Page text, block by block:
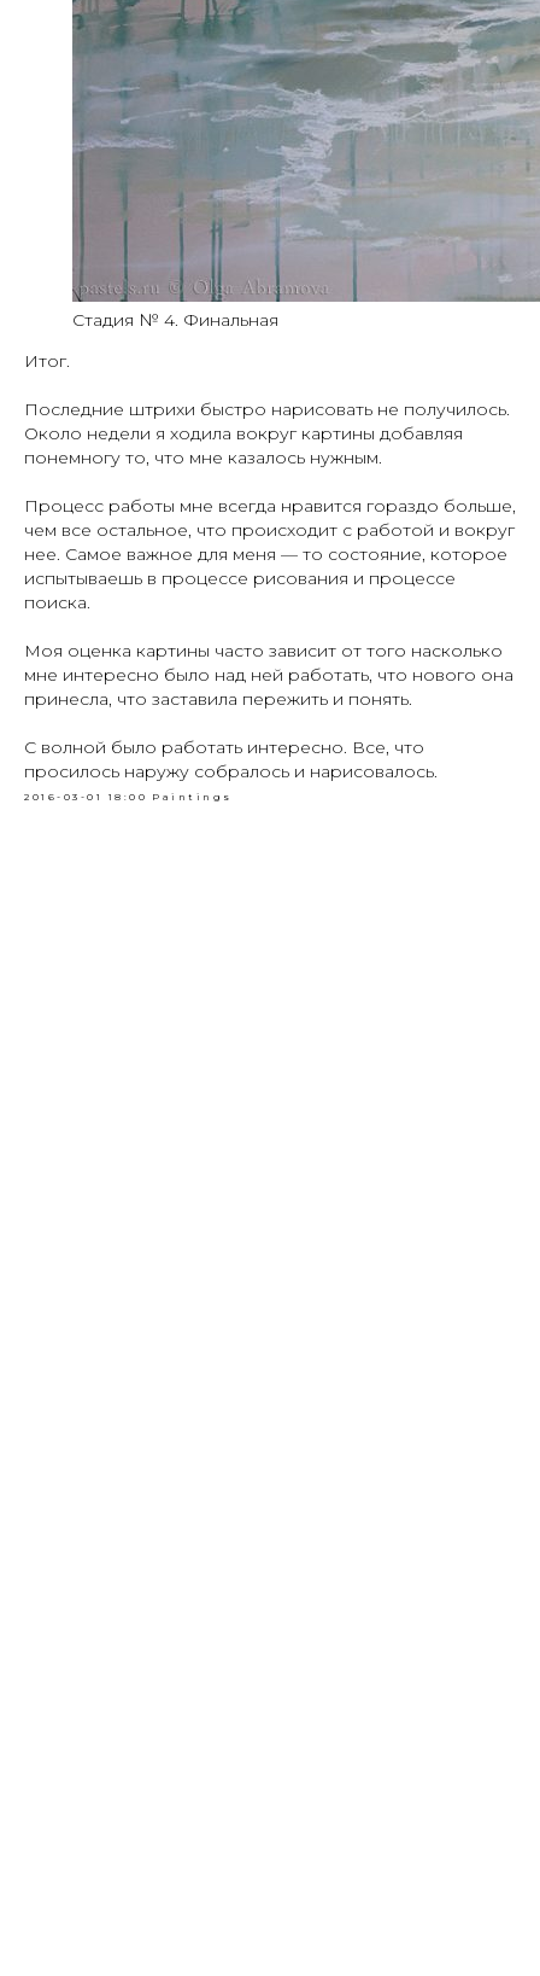
Стадия № 4. Финальная
Итог.
Последние штрихи быстро нарисовать не получилось.
Около недели я ходила вокруг картины добавляя
понемногу то, что мне казалось нужным.
Процесс работы мне всегда нравится гораздо больше,
чем все остальное, что происходит с работой и вокруг
нее. Самое важное для меня — то состояние, которое
испытываешь в процессе рисования и процессе
поиска.
Моя оценка картины часто зависит от того насколько
мне интересно было над ней работать, что нового она
принесла, что заставила пережить и понять.
С волной было работать интересно. Все, что
просилось наружу собралось и нарисовалось.
2016-03-01 18:00 Paintings